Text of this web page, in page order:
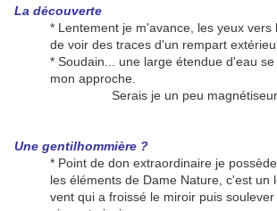
La découverte
* Lentement je m'avance, les yeux vers
de voir des traces d'un rempart
* Soudain... une large étendue d'eau
mon approche.
Serais je un peu
Une gentilhommière ?
* Point de don extraordinaire je
les éléments de Dame Nature, c'est un
vent qui a froissé le miroir puis